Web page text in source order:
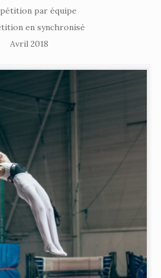
par équipe
en synchronisé
Avril 2018